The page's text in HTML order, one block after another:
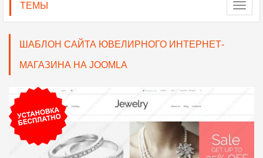
ТЕМЫ
ШАБЛОН САЙТА ЮВЕЛИРНОГО ИНТЕРНЕТ-
МАГАЗИНА НА JOOMLA